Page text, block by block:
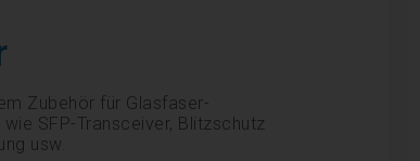
Zubehör für Glasfaser-
SFP-Transceiver, Blitzschutz
usw.